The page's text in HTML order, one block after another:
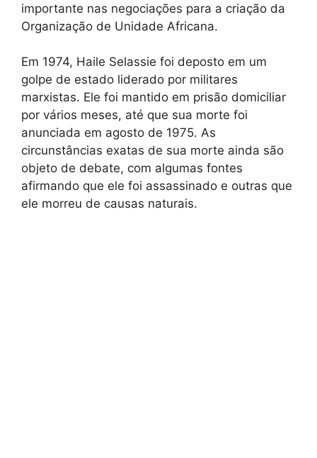
importante nas negociações para a criação da
Organização de Unidade Africana.
Em 1974, Haile Selassie foi deposto em um
golpe de estado liderado por militares
marxistas. Ele foi mantido em prisão domiciliar
por vários meses, até que sua morte foi
anunciada em agosto de 1975. As
circunstâncias exatas de sua morte ainda são
objeto de debate, com algumas fontes
afirmando que ele foi assassinado e outras que
ele morreu de causas naturais.